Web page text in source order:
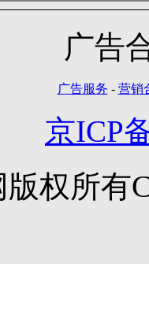
广告
广告服务 - 营销
京ICP
权所有